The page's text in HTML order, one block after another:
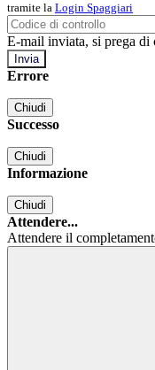
tramite la Login Spaggiari
E-mail inviata, si prega di
Errore
Chiudi
Successo
Chiudi
Informazione
Chiudi
Attendere...
Attendere il